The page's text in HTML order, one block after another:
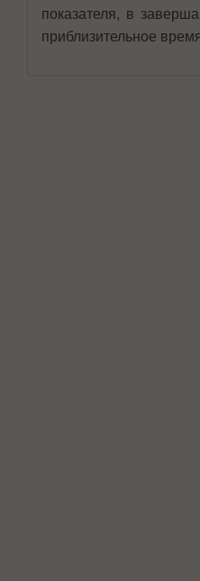
показателя, в
приблизительное